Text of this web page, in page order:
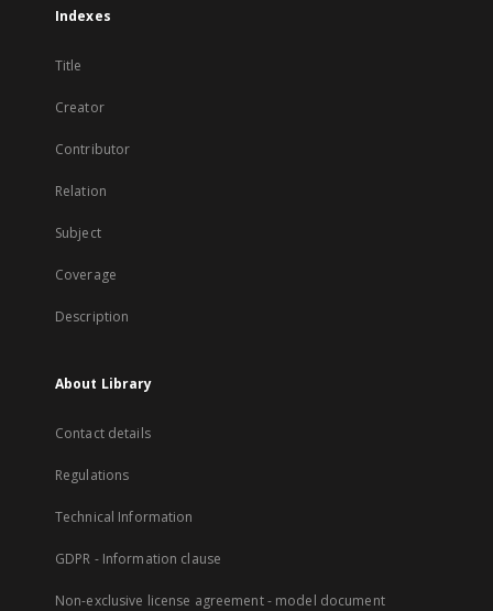
Indexes
Title
Creator
Contributor
Relation
Subject
Coverage
Description
About Library
Contact details
Regulations
Technical Information
GDPR - Information clause
Non-exclusive license agreement - model document